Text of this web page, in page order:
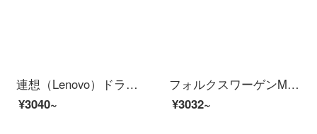
連想（Lenovo）ドライブレーコダ12レンティーチフルスクリーンタッチ制御メディックハービアン夜見前撮影大シーンアップグレード版HR 27
¥3040~
フォルクスワーゲンMTパサート道观L朗逸探岳速騰道昂CC凌渡との工厂配线无料超清夜见携帯WIFI非表示専门用ドライヴダーセト一
¥3032~